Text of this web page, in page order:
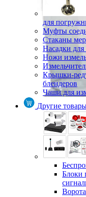
для
Муфты
Стаканы
Насадки
Ножи
Крышки-
блендеров
Чаши для
Другие
Блоки